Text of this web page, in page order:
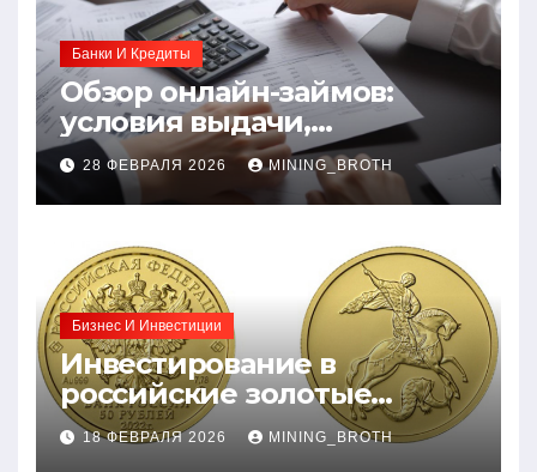
Банки И Кредиты
Обзор онлайн-займов:
условия выдачи,
процентные ставки и
требования к заемщикам
28 ФЕВРАЛЯ 2026 MINING_BROTH
Бизнес И Инвестиции
Инвестирование в
российские золотые
монеты: подробное
руководство
18 ФЕВРАЛЯ 2026 MINING_BROTH